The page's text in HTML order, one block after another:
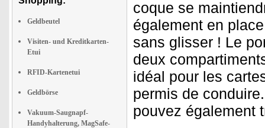
Geldbeutel
Visiten- und Kreditkarten-
Etui
RFID-Kartenetui
Geldbörse
Vakuum-Saugnapf-
Handyhalterung, MagSafe-
coque se
également en
sans glisser ! Le
deux
idéal pour les
permis de
pouvez également